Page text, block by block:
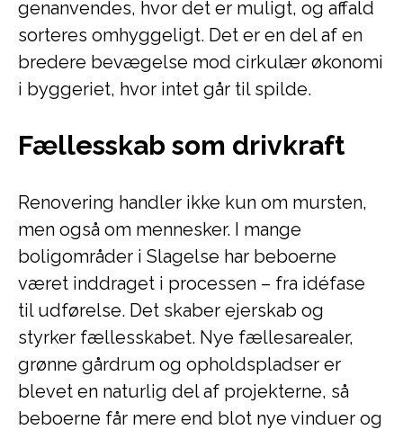
genanvendes, hvor det er muligt, og affald
sorteres omhyggeligt. Det er en del af en
bredere bevægelse mod cirkulær økonomi
i byggeriet, hvor intet går til spilde.
Fællesskab som drivkraft
Renovering handler ikke kun om mursten,
men også om mennesker. I mange
boligområder i Slagelse har beboerne
været inddraget i processen – fra idéfase
til udførelse. Det skaber ejerskab og
styrker fællesskabet. Nye fællesarealer,
grønne gårdrum og opholdspladser er
blevet en naturlig del af projekterne, så
beboerne får mere end blot nye vinduer og